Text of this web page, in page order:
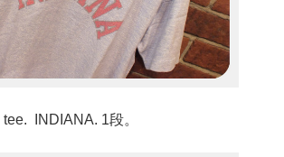
INDIANA. 1段。